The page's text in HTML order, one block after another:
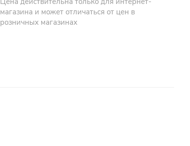
магазина и может отличаться от цен в
розничных магазинах